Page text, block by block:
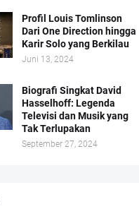
Profil Louis Tomlinson
Dari One Direction hingga
Karir Solo yang Berkilau
Juni 13, 2024
Biografi Singkat David
Hasselhoff: Legenda
Televisi dan Musik yang
Tak Terlupakan
September 27, 2024